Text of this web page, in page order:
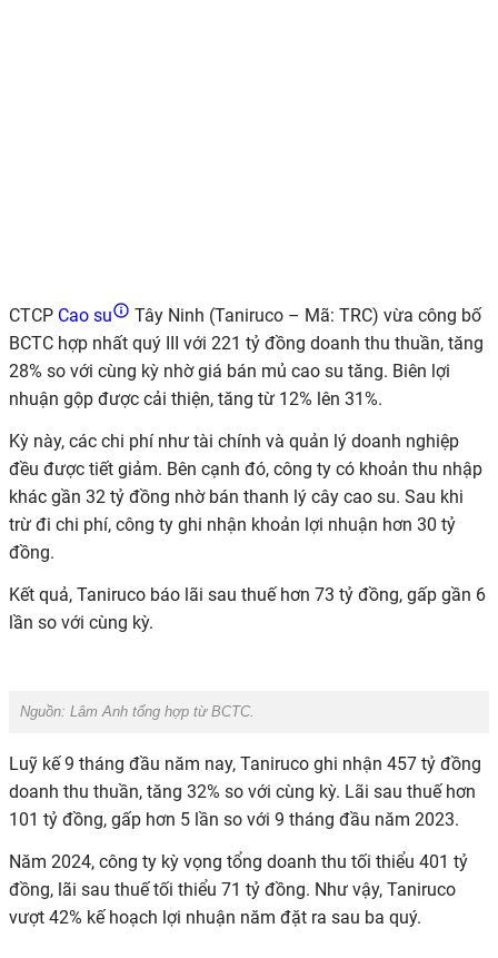
CTCP Cao su Tây Ninh (Taniruco – Mã: TRC) vừa công bố
BCTC hợp nhất quý III với 221 tỷ đồng doanh thu thuần, tăng
28% so với cùng kỳ nhờ giá bán mủ cao su tăng. Biên lợi
nhuận gộp được cải thiện, tăng từ 12% lên 31%.
Kỳ này, các chi phí như tài chính và quản lý doanh nghiệp
đều được tiết giảm. Bên cạnh đó, công ty có khoản thu nhập
khác gần 32 tỷ đồng nhờ bán thanh lý cây cao su. Sau khi
trừ đi chi phí, công ty ghi nhận khoản lợi nhuận hơn 30 tỷ
đồng.
Kết quả, Taniruco báo lãi sau thuế hơn 73 tỷ đồng, gấp gần 6
lần so với cùng kỳ.
Nguồn: Lâm Anh tổng hợp từ BCTC.
Luỹ kế 9 tháng đầu năm nay, Taniruco ghi nhận 457 tỷ đồng
doanh thu thuần, tăng 32% so với cùng kỳ. Lãi sau thuế hơn
101 tỷ đồng, gấp hơn 5 lần so với 9 tháng đầu năm 2023.
Năm 2024, công ty kỳ vọng tổng doanh thu tối thiểu 401 tỷ
đồng, lãi sau thuế tối thiểu 71 tỷ đồng. Như vậy, Taniruco
vượt 42% kế hoạch lợi nhuận năm đặt ra sau ba quý.